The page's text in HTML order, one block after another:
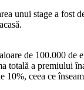
unui stage a fost
de 100.000 de
totală a premiului
ceea ce